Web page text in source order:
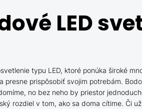
LED
typu LED, ktoré ponúka široké
presne prispôsobiť svojim potrebám.
no bez neho by priestor
rozdiel v tom, ako sa doma cítime. Či